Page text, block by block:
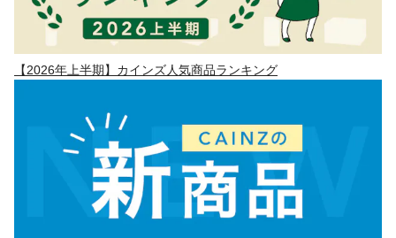
【2026年上半期】カインズ人気商品ランキング